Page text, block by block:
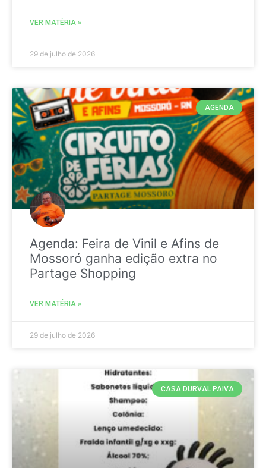
VER MATÉRIA »
29 de julho de 2026
AGENDA
Agenda: Feira de Vinil e Afins de
Mossoró ganha edição extra no
Partage Shopping
VER MATÉRIA »
29 de julho de 2026
CASA DURVAL PAIVA